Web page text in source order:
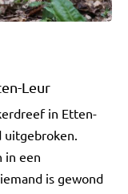
Leur
in Etten-
uitgebroken.
in een
is gewond